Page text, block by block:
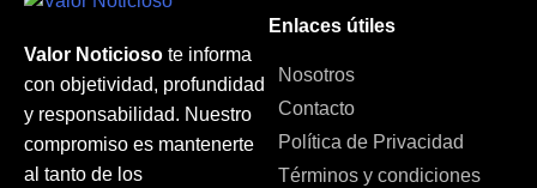
Valor Noticioso te informa
con objetividad, profundidad
y responsabilidad. Nuestro
compromiso es mantenerte
al tanto de los
Enlaces útiles
Nosotros
Contacto
Política de Privacidad
Términos y condiciones